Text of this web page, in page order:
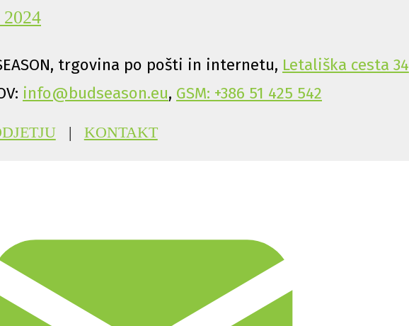
trgovina po pošti in internetu, Letališka cesta 34
info@budseason.eu, GSM: +386 51 425 542
| KONTAKT